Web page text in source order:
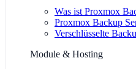
Was ist Proxmox
Proxmox Backup
Verschlüsselte
Module & Hosting